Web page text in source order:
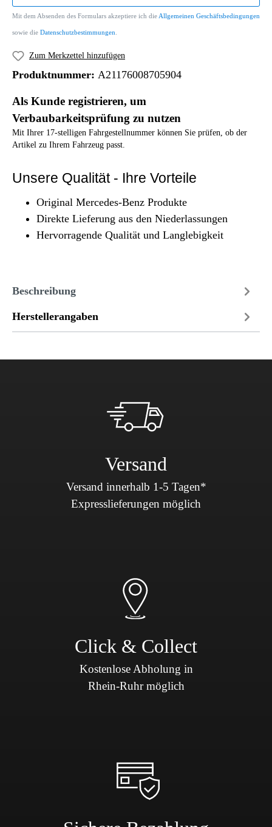
Mit dem Absenden des Formulars akzeptiere ich die Allgemeinen Geschäftsbedingungen
sowie die Datenschutzbestimmungen
Zum Merkzettel hinzufügen
Produktnummer: A21176008705904
Als Kunde registrieren, um
Verbaubarkeitsprüfung zu nutzen
Mit Ihrer 17-stelligen Fahrgestellnummer können Sie prüfen, ob der
Artikel zu Ihrem Fahrzeug passt.
Unsere Qualität - Ihre Vorteile
Original Mercedes-Benz Produkte
Direkte Lieferung aus den Niederlassungen
Hervorragende Qualität und Langlebigkeit
Beschreibung
Herstellerangaben
Versand
Versand innerhalb 1-5 Tagen*
Expresslieferungen möglich
Click & Collect
Kostenlose Abholung in
Rhein-Ruhr möglich